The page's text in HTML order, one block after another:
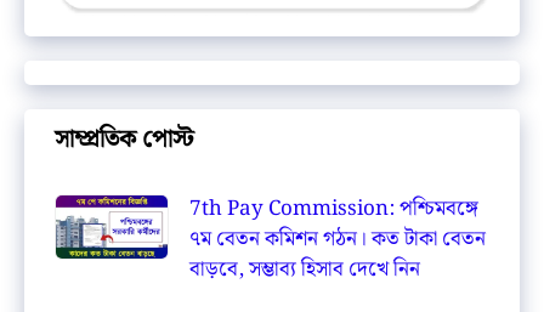
সাম্প্রতিক পোস্ট
7th Pay Commission: পশ্চিমবঙ্গে
৭ম বেতন কমিশন গঠন। কত টাকা বেতন
বাড়বে, সম্ভাব্য হিসাব দেখে নিন